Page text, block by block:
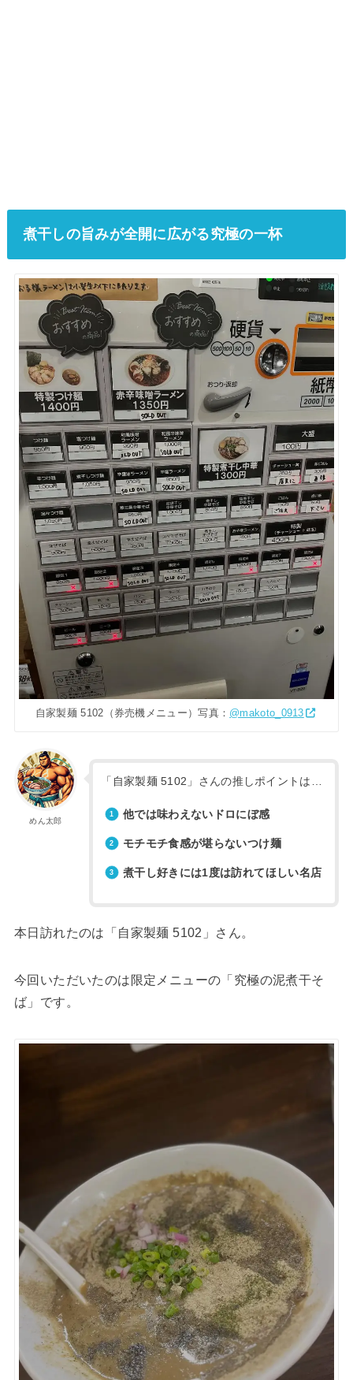
煮干しの旨みが全開に広がる究極の一杯
自家製麺 5102（券売機メニュー）写真： @makoto_0913
めん太郎
「自家製麺 5102」さんの推しポイントは…
他では味わえないドロにぼ感
モチモチ食感が堪らないつけ麺
煮干し好きには1度は訪れてほしい名店
本日訪れたのは「自家製麺 5102」さん。
今回いただいたのは限定メニューの「究極の泥煮干そ
ば」です。